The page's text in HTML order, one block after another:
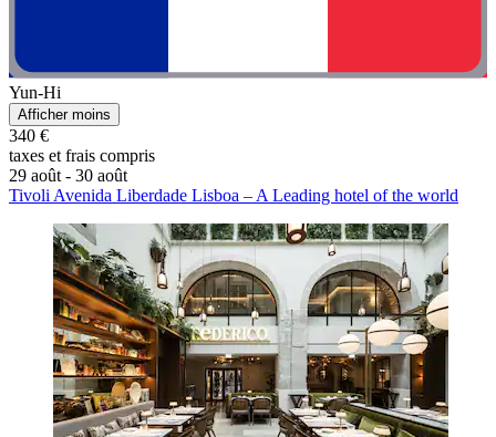
Yun-Hi
Afficher moins
340 €
taxes et frais compris
29 août - 30 août
Tivoli Avenida Liberdade Lisboa – A Leading hotel of the world